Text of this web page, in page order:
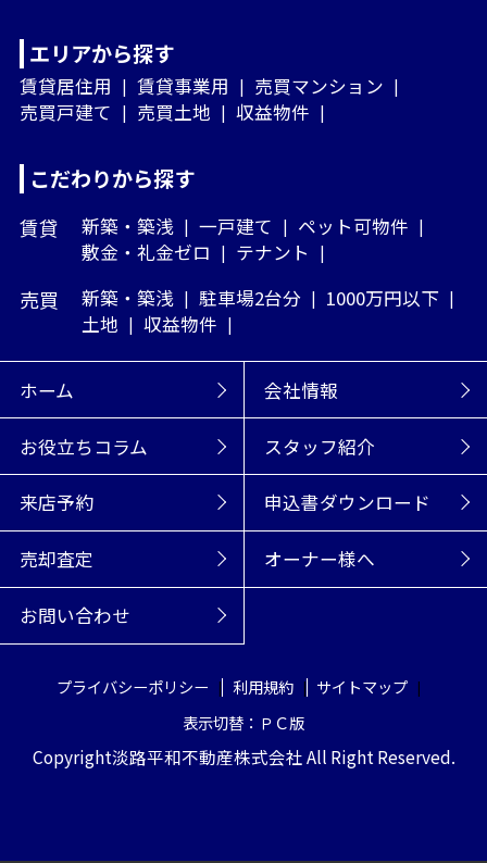
エリアから探す
賃貸居住用 賃貸事業用
売買マンション
売買戸建て
売買土地 収益物件
こだわりから探す
賃貸 新築・築浅 一戸建て
ペット可物件
敷金・礼金ゼロ
テナント
売買 新築・築浅 駐車場2台分
1000万円以下
土地
収益物件
ホーム 会社情報
お役立ちコラム スタッフ紹介
来店予約 申込書ダウンロード
売却査定 オーナー様へ
お問い合わせ
プライバシーポリシー 利用規約
サイトマップ
表示切替：ＰＣ版
Copyright淡路平和不動産株式会社 All Right Reserved.